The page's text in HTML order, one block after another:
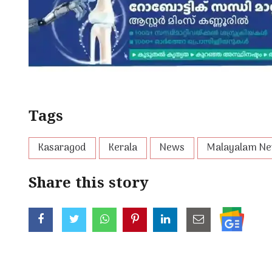
Tags
Kasaragod Kerala News Malayalam
Share this story